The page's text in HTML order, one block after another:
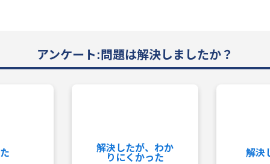
アンケート:問題は解決しましたか？
解決したが、わか
りにくかった
解決